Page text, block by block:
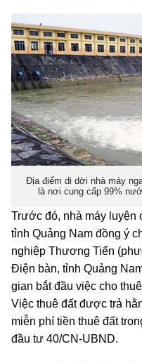
Địa điểm di dời nhà máy
là nơi cung cấp 99%
Trước đó, nhà máy luyện
tỉnh Quảng Nam đồng ý
nghiệp Thương Tiến
Điện bàn, tỉnh Quảng
gian bắt đầu việc cho
Việc thuê đất được trả
miễn phí tiền thuê đất
đầu tư 40/CN-UBND.